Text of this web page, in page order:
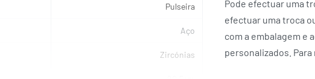
Pulseira
Aço
Zircónias
Pode efectuar uma
efectuar uma troca
com a embalagem e
personalizados.